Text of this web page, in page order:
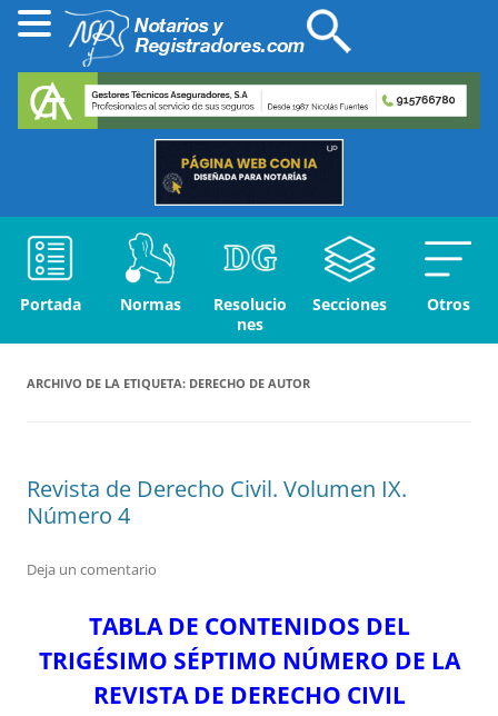
Portada Normas
Resolucio
nes
Secciones Otros
ARCHIVO DE LA ETIQUETA: DERECHO DE AUTOR
Revista de Derecho Civil. Volumen IX.
Número 4
Deja un comentario
TABLA DE CONTENIDOS DEL
TRIGÉSIMO SÉPTIMO NÚMERO DE LA
REVISTA DE DERECHO CIVIL